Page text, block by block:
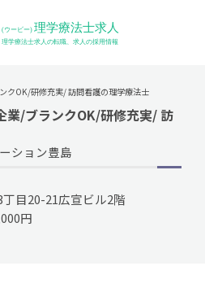
クOK/研修充実/ 訪問看護の理学療法士
業/ブランクOK/研修充実/ 訪
ション豊島
目20-21広宣ビル2階
円